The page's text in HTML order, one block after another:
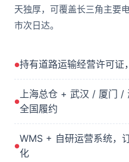
天独厚，可覆盖长三角主要
市次日达。
持有道路运输经营许可证
上海总仓 + 武汉 / 厦门 /
全国履约
WMS + 自研运营系统，
化